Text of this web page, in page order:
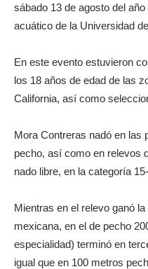
sábado 13 de agosto del
acuático de la Universidad
En este evento estuvieron
los 18 años de edad de las
California, así como
Mora Contreras nadó en las
pecho, así como en relevos
nado libre, en la categoría
Mientras en el relevo ganó
mexicana, en el de pecho
especialidad) terminó en
igual que en 100 metros